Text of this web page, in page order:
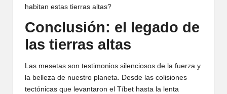
habitan estas tierras altas?
Conclusión: el legado de
las tierras altas
Las mesetas son testimonios silenciosos de la fuerza y
la belleza de nuestro planeta. Desde las colisiones
tectónicas que levantaron el Tíbet hasta la lenta